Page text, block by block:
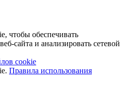
чтобы обеспечивать
сайта и анализировать сетевой
cookie
Правила использования